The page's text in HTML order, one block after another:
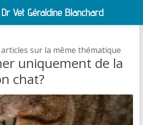
sur la même thématique
uniquement de la
chat?
Vet Géraldine Blanchard